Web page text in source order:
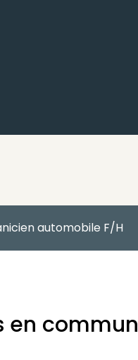
automobile F/H
en commun